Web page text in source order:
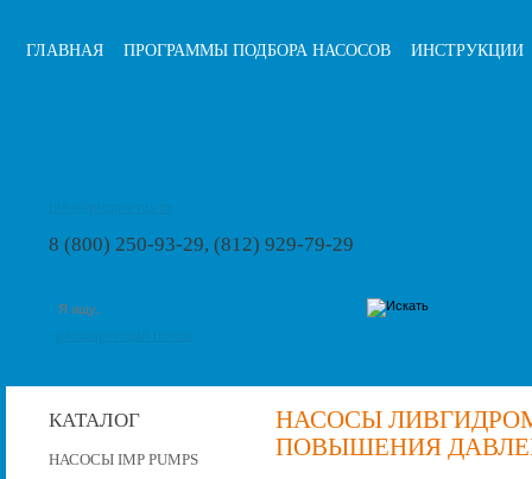
ГЛАВНАЯ ПРОГРАММЫ ПОДБОРА НАСОСОВ ИНСТРУКЦИИ
8 (800) 250-93-29, (812) 929-79-29
КАТАЛОГ
НАСОСЫ IMP PUMPS
НАСОСЫ
ПОВЫШЕНИЯ